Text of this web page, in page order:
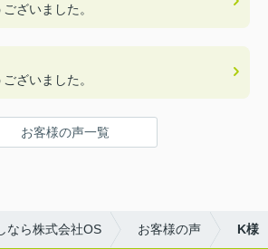
ざいました。
ざいました。
お客様の声一覧
なら株式会社OS お客様の声 K様